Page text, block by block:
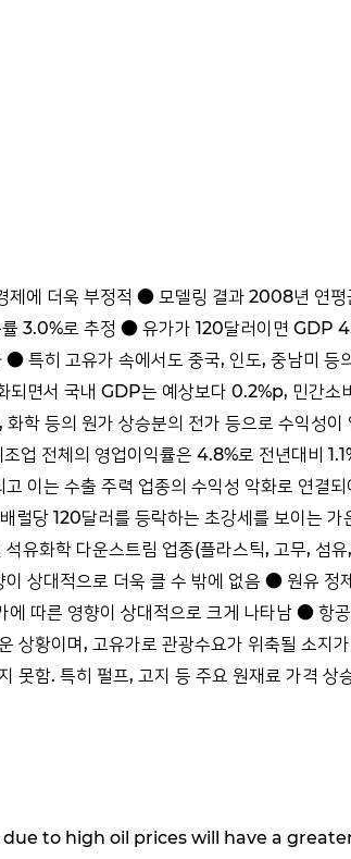
제에 더욱 부정적 ● 모델링 결과 2008년 연
3.0%로 추정 ● 유가가 120달러이면 GDP
특히 고유가 속에서도 중국, 인도, 중남미
되면서 국내 GDP는 예상보다 0.2%p, 민간
화학 등의 원가 상승분의 전가 등으로 수익
업 전체의 영업이익률은 4.8%로 전년대비
이는 수출 주력 업종의 수익성 악화로 연결
럴당 120달러를 등락하는 초강세를 보이는
유화학 다운스트림 업종(플라스틱, 고무,
상대적으로 더욱 클 수 밖에 없음 ● 원유
에 따른 영향이 상대적으로 크게 나타남 ● 항
상황이며, 고유가로 관광수요가 위축될 소
못함. 특히 펄프, 고지 등 주요 원재료 가격 상
to high oil prices will have a